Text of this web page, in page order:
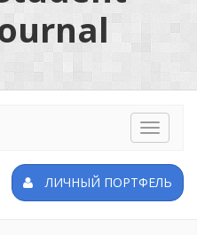
Toggle
ЛИЧНЫЙ ПОРТФЕЛЬ